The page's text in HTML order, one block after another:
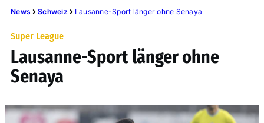
News Schweiz Lausanne-Sport länger ohne Senaya
Super League
Lausanne-Sport länger ohne
Senaya